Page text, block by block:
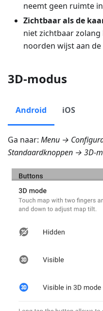
neemt geen ruimte
Zichtbaar als de
niet zichtbaar
noorden wijst aan
3D-modus
Android iOS
Ga naar: Menu →
Standaardknoppen → 3D-